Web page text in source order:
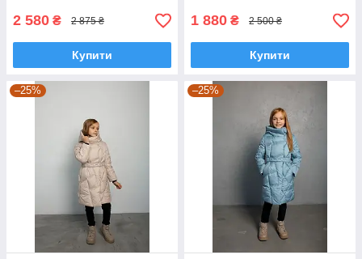
2 580 ₴ 2 875 ₴
Купити
1 880 ₴ 2 500 ₴
Купити
–25% –25%